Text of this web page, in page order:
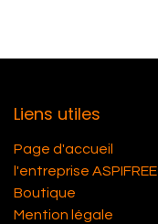
Liens utiles
Page d'accueil
l'entreprise ASPIFREE
Boutique
Mention légale